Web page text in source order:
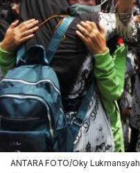
ANTARA FOTO/Oky Lukmansyah